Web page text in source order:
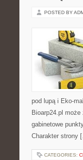
POSTED BY
pod lupą i Eko-
Bioarp24.pl
gabinetowe
Charakter strony
CATEGORIES: